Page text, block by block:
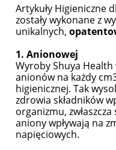
Artykuły Higieniczne
zostały wykonane z
unikalnych,
1. Anionowej
Wyroby Shuya Health
anionów na każdy
higienicznej. Tak
zdrowia składników
organizmu,
aniony wpływają na
napięciowych.